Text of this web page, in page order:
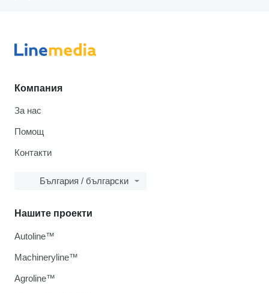
Компания
За нас
Помощ
Контакти
България / български
Нашите проекти
Autoline™
Machineryline™
Agroline™